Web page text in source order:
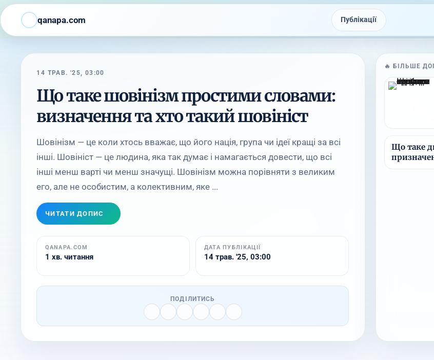
qanapa.com Публікації
14 ТРАВ. '25, 03:00
Що таке шовінізм простими словами:
визначення та хто такий шовініст
Шовінізм — це коли хтось вважає, що його нація, група чи ідеї кращі за всі
інші. Шовініст — це людина, яка так думає і намагається довести, що всі
інші менш варті чи менш значущі. Шовінізм можна порівняти з великим
его, але не особистим, а колективним, яке ...
ЧИТАТИ ДОПИС
QANAPA.COM
1 хв. читання
ДАТА ПУБЛІКАЦІЇ
14 трав. '25, 03:00
ПОДІЛИТИСЬ
🔥 БІЛЬШЕ
Що таке